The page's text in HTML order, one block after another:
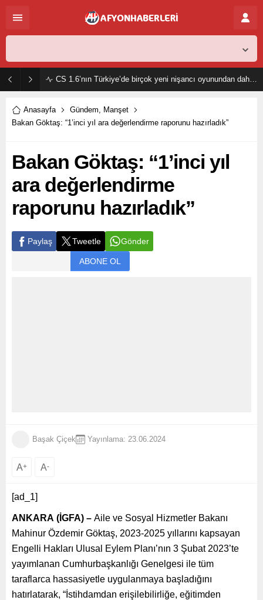
CS 1.6’nın Türkiye’de birçok yeni nişancı oyunundan daha popüler olmasının sebebi nedir?
Anasayfa Gündem, Manşet
Bakan Göktaş: “1’inci yıl ara değerlendirme raporunu hazırladık”
Bakan Göktaş: “1’inci yıl
ara değerlendirme
raporunu hazırladık”
Paylaş Tweetle Gönder
ABONE OL
Başak Çiçek Yayınlama: 23.06.2024
A+ A-
[ad_1]
ANKARA (İGFA) – Aile ve Sosyal Hizmetler Bakanı
Mahinur Özdemir Göktaş, 2023-2025 yıllarını kapsayan
Engelli Hakları Ulusal Eylem Planı’nın 3 Şubat 2023’te
yayımlanan Cumhurbaşkanlığı Genelgesi ile tüm
taraflarca hassasiyetle uygulanmaya başladığını
hatırlatarak, “İstihdamdan erişilebilirliğe, eğitimden